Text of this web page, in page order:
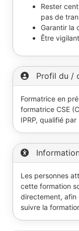
Rester
pas de
Garantir la
Être
Profil du /
Formatrice en
formatrice CSE
IPRP, qualifié
Les personnes
cette formation
directement, afin
suivre la